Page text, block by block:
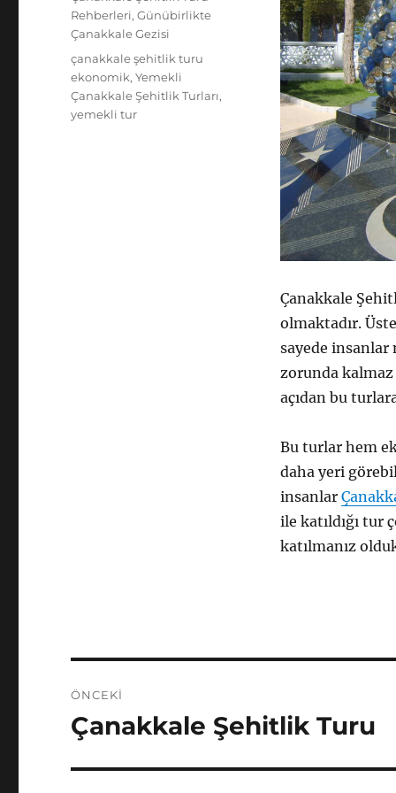
Çanakkale
olmaktadır.
sayede insanlar
zorunda kalmaz
açıdan bu
Bu turlar hem
daha yeri
insanlar
ile katıldığı tur
katılmanız
Rehberleri,Günübirlikte
Çanakkale Gezisi
Etiketler
çanakkale şehitlik turu
ekonomik,Yemekli
Çanakkale Şehitlik Turları,
yemekli tur
gezinmesi
ÖNCEKI
Önceki
Çanakkale Şehitlik Turu